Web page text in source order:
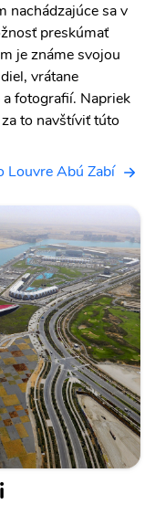
nachádzajúce sa v
preskúmať
je známe svojou
vrátane
fotografií. Napriek
to navštíviť túto
Louvre Abú Zabí